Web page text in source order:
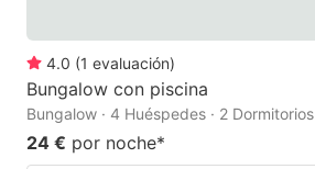
4.0 (1 evaluación)
Bungalow con piscina
Bungalow · 4 Huéspedes · 2 Dormitorios
24 € por noche*